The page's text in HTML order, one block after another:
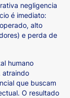
negligencia
é imediato:
alto
e perda de
humano
atraindo
que buscam
O resultado